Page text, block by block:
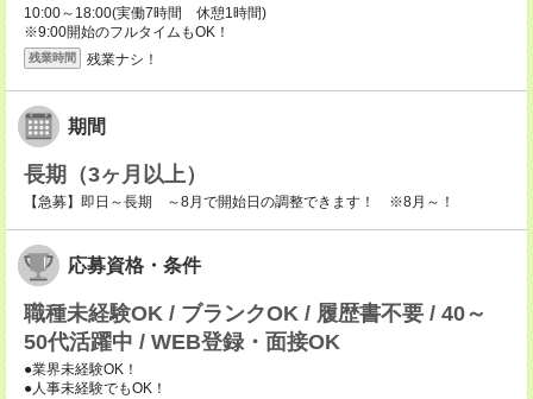
10:00～18:00(実働7時間 休憩1時間)
※9:00開始のフルタイムもOK！
残業時間 残業ナシ！
期間
長期（3ヶ月以上）
【急募】即日～長期 ～8月で開始日の調整できます！ ※8月～！
応募資格・条件
職種未経験OK / ブランクOK / 履歴書不要 / 40～
50代活躍中 / WEB登録・面接OK
●業界未経験OK！
●人事未経験でもOK！